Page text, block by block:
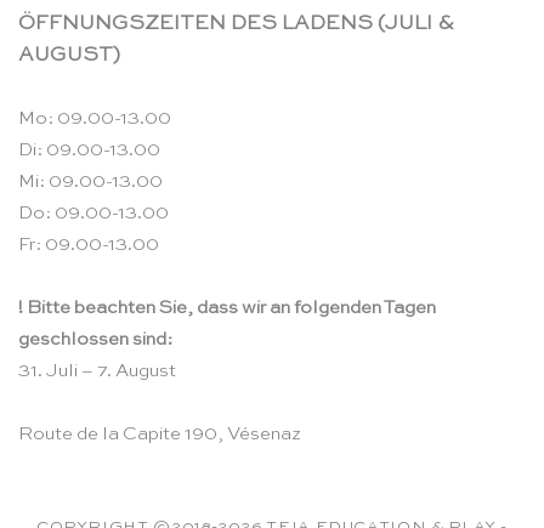
ÖFFNUNGSZEITEN DES LADENS (JULI &
AUGUST)
Mo: 09.00-13.00
Di: 09.00-13.00
Mi: 09.00-13.00
Do: 09.00-13.00
Fr: 09.00-13.00
! Bitte beachten Sie, dass wir an folgenden Tagen
geschlossen sind:
31. Juli – 7. August
Route de la Capite 190, Vésenaz